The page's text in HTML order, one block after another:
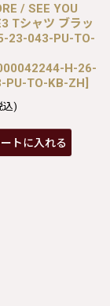
/ SEE YOU
Tシャツ ブラッ
23-043-PU-TO-
H-26-
PU-TO-KB-ZH]
込)
トに入れる